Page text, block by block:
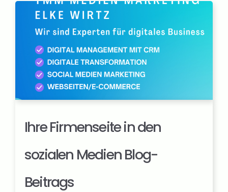
Ihre Firmenseite in den
sozialen Medien Blog-
Beitrags